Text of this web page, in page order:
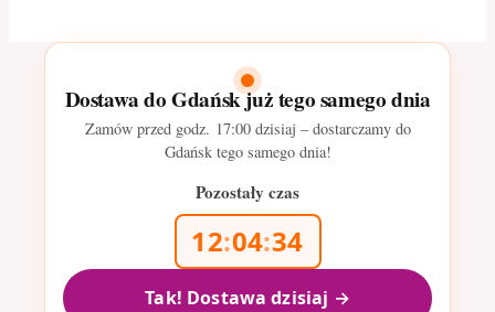
Dostawa do Gdańsk już tego samego dnia
Zamów przed godz. 17:00dzisiaj – dostarczamy do
Gdańsk tego samego dnia!
Pozostały czas
12:04:33
Tak! Dostawa dzisiaj →